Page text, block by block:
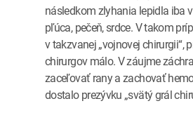
následkom zlyhania lepidla iba
pľúca, pečeň, srdce. V takom
v takzvanej „vojnovej
chirurgov málo. V záujme
zaceľovať rany a zachovať
dostalo prezývku „svätý grál